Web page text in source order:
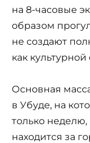
на 8-часовые
образом
не создают
как
Основная
в Убуде, на
только
находится за